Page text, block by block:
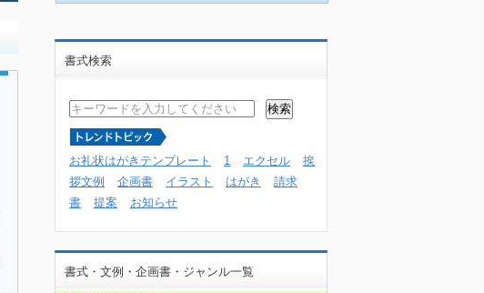
書式検索
お礼状はがきテンプレート 1 エクセル
挨
拶文例
企画書 イラスト はがき
請求
書
提案 お知らせ
書式・文例・企画書・ジャンル一覧